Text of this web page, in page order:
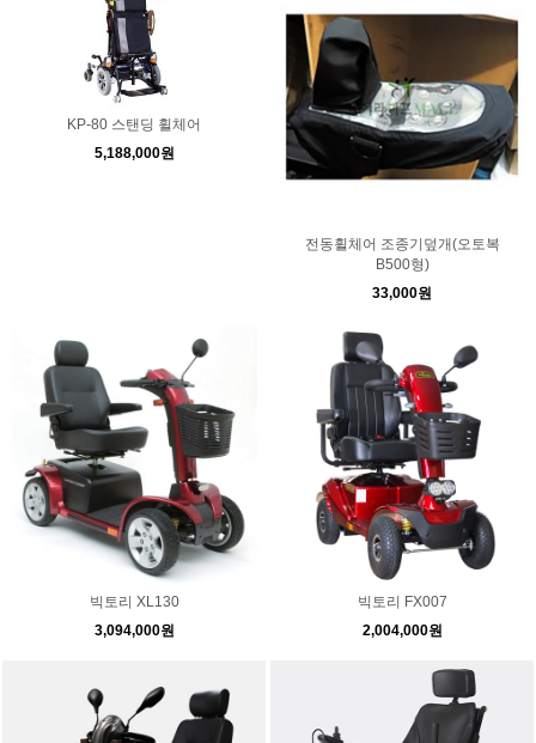
KP-80 스탠딩 휠체어
5,188,000원
전동휠체어 조종기덮개(오토복
B500형)
33,000원
빅토리 XL130
3,094,000원
빅토리 FX007
2,004,000원